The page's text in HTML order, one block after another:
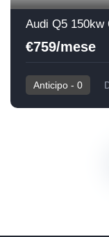
Audi Q5 150kw
€759/mese
Anticipo - 0